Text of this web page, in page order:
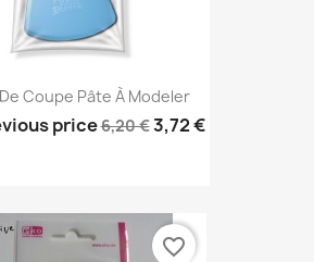
Coupe Pâte À Modeler
price6,20 €3,72 €
favorite_border